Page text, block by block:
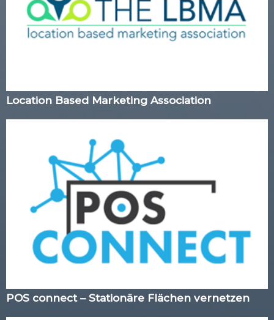
Location Based Marketing Association
POS connect – Stationäre Flächen vernetzen